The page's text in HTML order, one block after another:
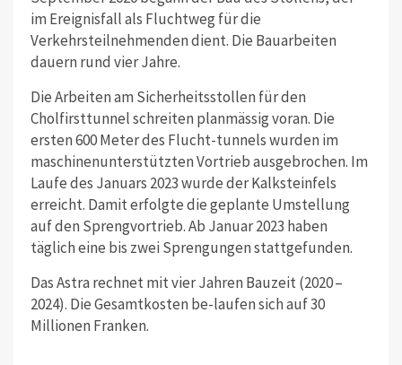
im Ereignisfall als Fluchtweg für die
Verkehrsteilnehmenden dient. Die Bauarbeiten
dauern rund vier Jahre.
Die Arbeiten am Sicherheitsstollen für den
Cholfirsttunnel schreiten planmässig voran. Die
ersten 600 Meter des Flucht-tunnels wurden im
maschinenunterstützten Vortrieb ausgebrochen. Im
Laufe des Januars 2023 wurde der Kalksteinfels
erreicht. Damit erfolgte die geplante Umstellung
auf den Sprengvortrieb. Ab Januar 2023 haben
täglich eine bis zwei Sprengungen stattgefunden.
Das Astra rechnet mit vier Jahren Bauzeit (2020 –
2024). Die Gesamtkosten be-laufen sich auf 30
Millionen Franken.